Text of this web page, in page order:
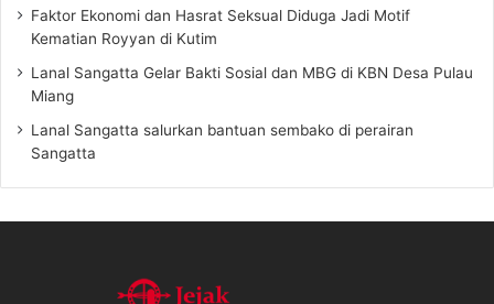
Faktor Ekonomi dan Hasrat Seksual Diduga Jadi Motif
Kematian Royyan di Kutim
Lanal Sangatta Gelar Bakti Sosial dan MBG di KBN Desa Pulau
Miang
Lanal Sangatta salurkan bantuan sembako di perairan
Sangatta